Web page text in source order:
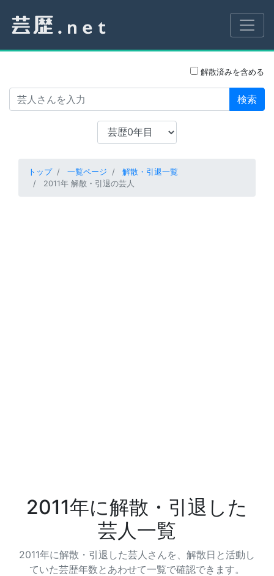
解散済みを含める
検索
トップ 一覧ページ
解散・引退一覧
2011年 解散・引退の芸人
2011年に解散・引退した
芸人一覧
2011年に解散・引退した芸人さんを、解散日と活動し
ていた芸歴年数とあわせて一覧で確認できます。